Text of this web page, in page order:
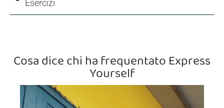
Esercizi
Cosa dice chi ha frequentato Express
Yourself